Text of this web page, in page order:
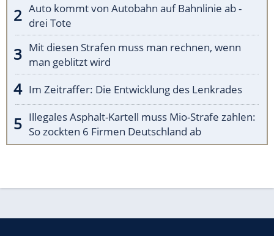
Auto kommt von Autobahn auf Bahnlinie ab -
drei Tote
Mit diesen Strafen muss man rechnen, wenn
man geblitzt wird
Im Zeitraffer: Die Entwicklung des Lenkrades
Illegales Asphalt-Kartell muss Mio-Strafe zahlen:
So zockten 6 Firmen Deutschland ab